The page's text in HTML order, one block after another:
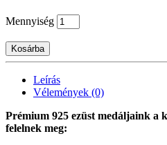
Mennyiség
Kosárba
Leírás
Vélemények (0)
Prémium 925 ezüst medáljaink a
felelnek meg: